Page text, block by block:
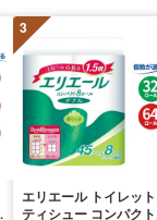
3
エリエール トイレット
ティシュー コンパクト